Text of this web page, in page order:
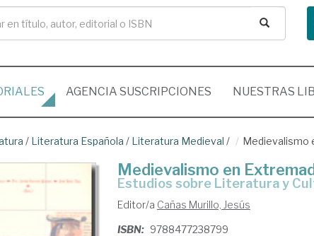
AGENCIA SUSCRIPCIONES NUESTRAS
/ Literatura Española / Literatura Medieval / Medievalismo
Medievalismo en
estudios sobre Literatura y
Editor/a Cañas Murillo, Jesús
ISBN: 9788477238799